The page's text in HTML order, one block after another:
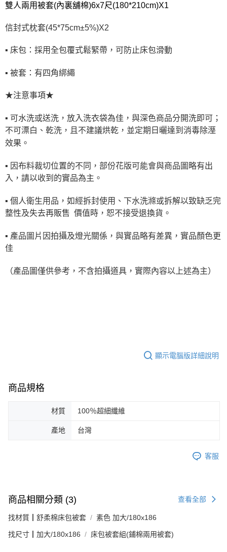
雙人兩用被套(內裏舖棉)6x7尺(180*210cm)X1
信封式枕套(45*75cm±5%)X2
▪ 床包：採用全包覆式鬆緊帶，可防止床包滑動
▪ 被套：有四角綁繩
★注意事項★
▪ 可水洗或送洗，放入洗衣袋為佳，與深色商品分開洗即可；
不可漂白、乾洗，且不建議烘乾，並定期日曬達到消毒除溼
效果。
▪ 因布料裁切位置的不同，部份花版可能會與商品圖略有出
入，請以收到的實品為主。
▪ 個人衛生用品，如經拆封使用、下水洗滌或拆解以致缺乏完
整性及失去再販售 價值時，恕不接受退換貨。
▪ 產品圖片因拍攝及燈光關係，與實品略有差異，實品顏色更
佳
（產品圖僅供參考，不含拍攝道具，實際內容以上述為主）
顯示電腦版詳細說明
商品規格
材質 100％超細纖維
產地 台灣
客服
商品相關分類 (3) 查看全部
找材質┃舒柔棉床包被套 素色 加大/180x186
找尺寸┃加大/180x186 床包被套組(鋪棉兩用被套)